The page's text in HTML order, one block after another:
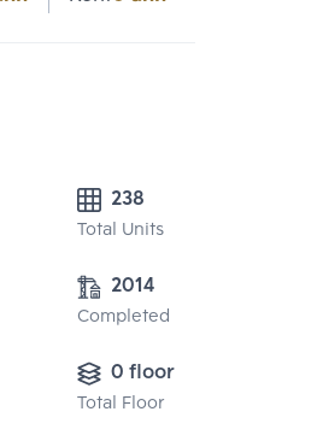
238
Total Units
2014
Completed
0 floor
Total Floor